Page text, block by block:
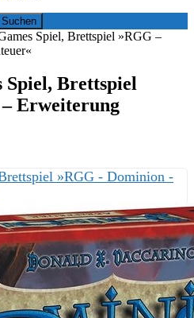
Spiel, Brettspiel »RGG –
Spiel, Brettspiel
Erweiterung
»RGG - Dominion -